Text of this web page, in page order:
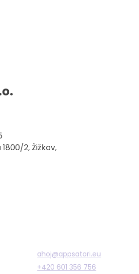
2, Žižkov,
ahoj@appsatori.eu
+420 601 356 756